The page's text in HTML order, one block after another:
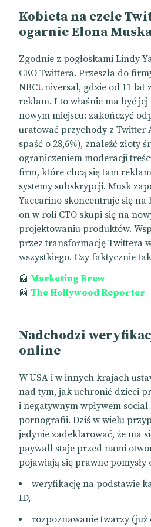
Kobieta na czele
ogarnie Elona
Zgodnie z pogłoskami Lindy
CEO Twittera. Przeszła do
NBCUniversal, gdzie od 11 lat
reklam. I to właśnie ma być jej
nowym miejscu: zakończyć
uratować przychody z Twitter
spaść o 28,6%), znaleźć złoty
ograniczeniem moderacji
firm, które chcą się tam
systemy subskrypcji. Musk
Yaccarino skoncentruje się na
on w roli CTO skupi się na
projektowaniu produktów.
przez transformację Twittera
wszystkiego. Czy faktycznie
📰 Marketing Brew
📰 The Hollywood Reporter
Nadchodzi
online
W USA i w innych krajach
nad tym, jak uchronić dzieci
i negatywnym wpływem
pornografii. Dziś w wielu
jedynie zadeklarować, że ma
paywall staje przed nami
pojawiają się prawne pomysły
weryfikację na podstawie
ID,
rozpoznawanie twarzy (już